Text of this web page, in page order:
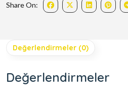
Share On:
Değerlendirmeler (0)
Değerlendirmeler